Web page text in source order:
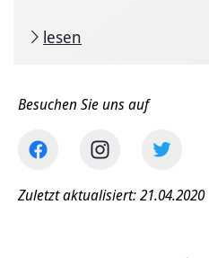
lesen
Besuchen Sie uns auf
Zuletzt aktualisiert: 21.04.2020